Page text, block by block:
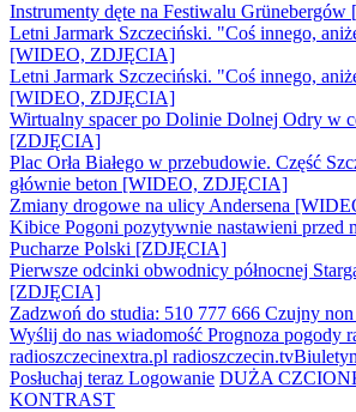
Instrumenty dęte na Festiwalu
Letni Jarmark Szczeciński. "Coś innego,
[WIDEO, ZDJĘCIA]
Letni Jarmark Szczeciński. "Coś innego,
[WIDEO, ZDJĘCIA]
Wirtualny spacer po Dolinie Dolnej Odry w
[ZDJĘCIA]
Plac Orła Białego w przebudowie. Część
głównie beton [WIDEO, ZDJĘCIA]
Zmiany drogowe na ulicy Andersena
Kibice Pogoni pozytywnie nastawieni przed
Pucharze Polski [ZDJĘCIA]
Pierwsze odcinki obwodnicy północnej
[ZDJĘCIA]
Zadzwoń do studia: 510 777 666 Czujny
Wyślij do nas wiadomość Prognoza pogody
radioszczecinextra.pl radioszczecin.tv
Posłuchaj teraz Logowanie DUŻA
KONTRAST